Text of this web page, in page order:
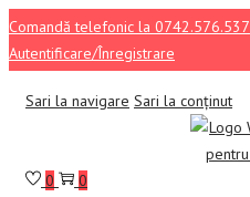
Comandă telefonic la 0742.576.537
Autentificare/Înregistrare
Sari la navigare Sari la conținut
0 0